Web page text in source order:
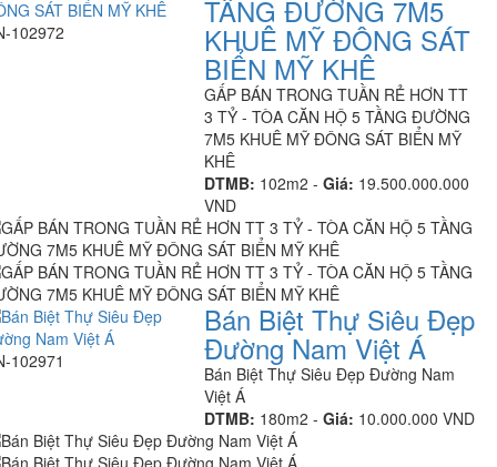
102972
TẦNG ĐƯỜNG 7M5
KHUÊ MỸ ĐÔNG SÁT
BIỂN MỸ KHÊ
GẤP BÁN TRONG TUẦN RẺ HƠN TT
3 TỶ - TÒA CĂN HỘ 5 TẦNG ĐƯỜNG
7M5 KHUÊ MỸ ĐÔNG SÁT BIỂN MỸ
KHÊ
DTMB: 102m2 -Giá: 19.500.000.000
VND
102971
Bán Biệt Thự Siêu Đẹp
Đường Nam Việt Á
Bán Biệt Thự Siêu Đẹp Đường Nam
Việt Á
DTMB: 180m2 -Giá: 10.000.000 VND